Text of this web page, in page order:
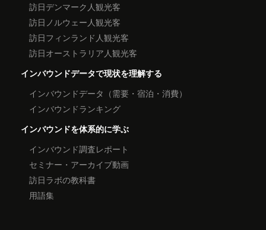
訪日デンマーク人観光客
訪日ノルウェー人観光客
訪日フィンランド人観光客
訪日オーストラリア人観光客
インバウンドデータで現状を理解する
インバウンドデータ（需要・宿泊・消費）
インバウンドランキング
インバウンドを体系的に学ぶ
インバウンド調査レポート
セミナー・アーカイブ動画
訪日ラボの教科書
用語集